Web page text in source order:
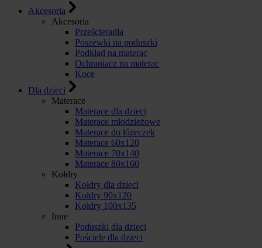
Akcesoria
Akcesoria
Prześcieradła
Poszewki na poduszki
Podkład na materac
Ochraniacz na materac
Koce
Dla dzieci
Materace
Materace dla dzieci
Materace młodzieżowe
Materace do łóżeczek
Materace 60x120
Materace 70x140
Materace 80x160
Kołdry
Kołdry dla dzieci
Kołdry 90x120
Kołdry 100x135
Inne
Poduszki dla dzieci
Pościele dla dzieci